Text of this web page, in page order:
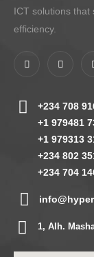
ICT solutions that
efficiency.
+234 708
+1 979481
+1 979313
+234 802
+234 704
1, Alh.